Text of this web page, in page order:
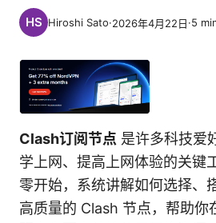
Hiroshi Sato·2026年4月22日·5
Clash订阅节点 是许多科技爱
学上网、提高上网体验的关键
零开始，系统讲解如何选择、
高质量的 Clash 节点，帮助你